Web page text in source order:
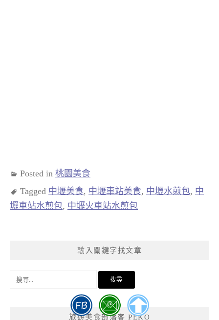
Posted in 桃園美食
Tagged 中壢美食, 中壢車站美食, 中壢水煎包, 中
壢車站水煎包, 中壢火車站水煎包
輸入關鍵字找文章
旅遊美食部落客 PEKO